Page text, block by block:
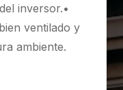
inversor.•
ventilado y
ambiente.